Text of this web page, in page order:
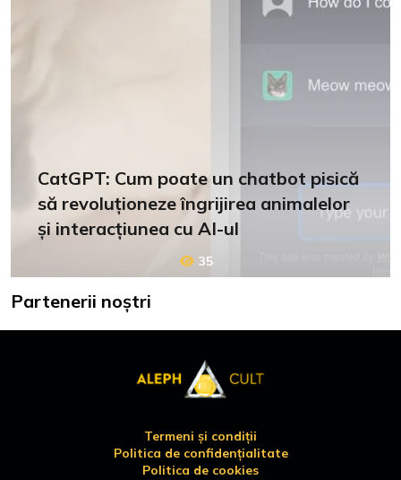
CatGPT: Cum poate un chatbot pisică
să revoluționeze îngrijirea animalelor
și interacțiunea cu AI-ul
35
Partenerii noștri
Termeni și condiții
Politica de confidențialitate
Politica de cookies